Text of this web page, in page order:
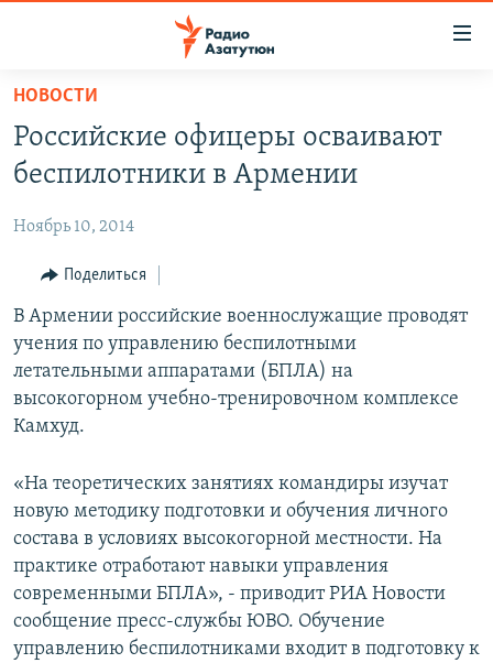
Перейти
основному
содержанию
навигации
Перейти
поиску
НОВОСТИ
ОБЩЕСТВО
ЭКОНОМИКА
РЕГИОН
НАГОРНЫЙ КАРАБАХ
КУЛЬТУРА
СПОРТ
АРХИВ
Հայերեն
English
Русский
НОВОСТИ
Российские офицеры осваивают
беспилотники в Армении
Ноябрь 10, 2014
Поделиться
В Армении российские военнослужащие проводят
учения по управлению беспилотными
летательными аппаратами (БПЛА) на
высокогорном учебно-тренировочном комплексе
Камхуд.
«На теоретических занятиях командиры изучат
новую методику подготовки и обучения личного
состава в условиях высокогорной местности. На
практике отработают навыки управления
современными БПЛА», - приводит РИА Новости
сообщение пресс-службы ЮВО. Обучение
управлению беспилотниками входит в подготовку к